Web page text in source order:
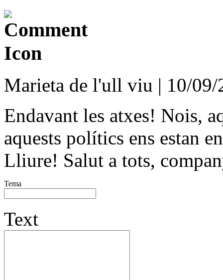
Marieta de l'ull viu | 10/09/
Endavant les atxes! Nois,
aquests polítics ens estan
Lliure! Salut a tots,
Tema
Text